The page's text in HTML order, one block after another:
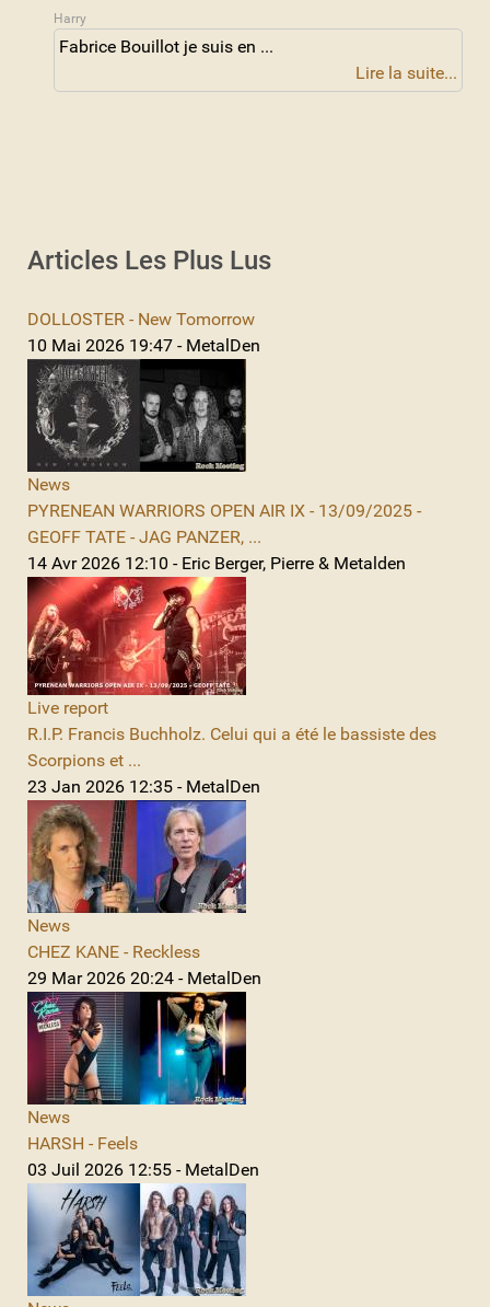
Harry
Fabrice Bouillot je suis en ...
Lire la suite...
Articles Les Plus Lus
DOLLOSTER - New Tomorrow
10 Mai 2026 19:47 - MetalDen
News
PYRENEAN WARRIORS OPEN AIR IX - 13/09/2025 -
GEOFF TATE - JAG PANZER, ...
14 Avr 2026 12:10 - Eric Berger, Pierre & Metalden
Live report
R.I.P. Francis Buchholz. Celui qui a été le bassiste des
Scorpions et ...
23 Jan 2026 12:35 - MetalDen
News
CHEZ KANE - Reckless
29 Mar 2026 20:24 - MetalDen
News
HARSH - Feels
03 Juil 2026 12:55 - MetalDen